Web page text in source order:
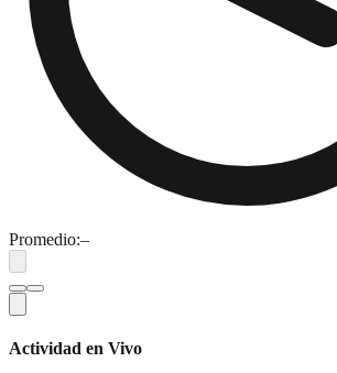
Promedio:–
Actividad en Vivo